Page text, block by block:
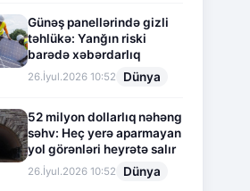
Günəş panellərində gizli
təhlükə: Yanğın riski
barədə xəbərdarlıq
26.İyul.2026 10:52 Dünya
52 milyon dollarlıq nəhəng
səhv: Heç yerə aparmayan
yol görənləri heyrətə salır
26.İyul.2026 10:52 Dünya